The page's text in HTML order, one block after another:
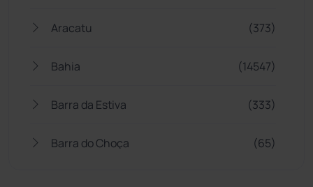
Aracatu (373)
Bahia (14547)
Barra da Estiva (333)
Barra do Choça (65)